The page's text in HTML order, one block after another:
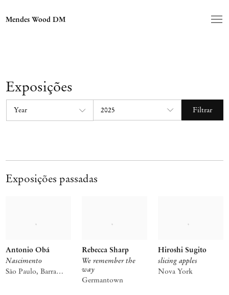
Mendes Wood DM
Exposições
Filtrar
Exposições passadas
Nascimento
Antonio Obá
São Paulo, Barra
We remember the
way
Rebecca Sharp
Germantown
slicing apples
Hiroshi Sugito
Nova York